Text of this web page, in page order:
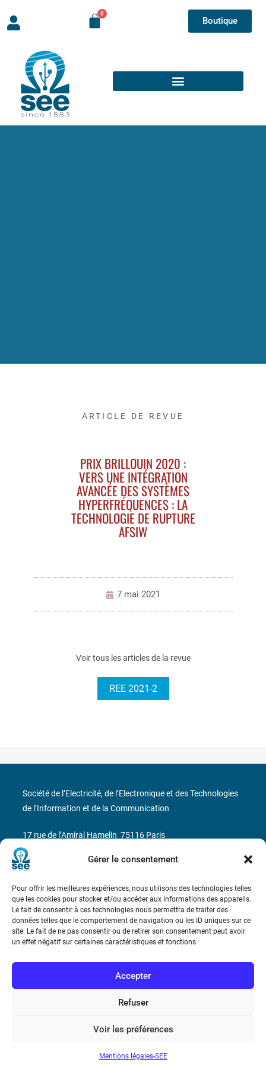
Gérer le consentement
Pour offrir les meilleures expériences, nous utilisons des technologies telles
que les cookies pour stocker et/ou accéder aux informations des appareils.
Le fait de consentir à ces technologies nous permettra de traiter des
données telles que le comportement de navigation ou les ID uniques sur ce
site. Le fait de ne pas consentir ou de retirer son consentement peut avoir
un effet négatif sur certaines caractéristiques et fonctions.
Accepter
Refuser
Voir les préférences
Mentions légales-SEE
Boutique
ARTICLE DE REVUE
PRIX BRILLOUIN 2020 :
VERS UNE INTÉGRATION
AVANCÉE DES SYSTÈMES
HYPERFRÉQUENCES : LA
TECHNOLOGIE DE RUPTURE
AFSIW
7 mai 2021
Voir tous les articles de la revue
REE 2021-2
Conditions Générales de Vente
Société de l’Electricité, de l’Electronique et des Technologies
de l’Information et de la Communication
17 rue de l’Amiral Hamelin 75116 Paris
Métro : « Boissière » Ligne 6 et « Iéna » Ligne 9
Téléphone : (+33) 1 56 90 37 17
N° de SIREN : 785 393 232, Code APE : 9412Z TVA intra-
communautaire : FR44 785 393 232